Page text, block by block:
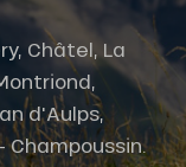
Châtel, La
d'Aulps,
Champoussin.